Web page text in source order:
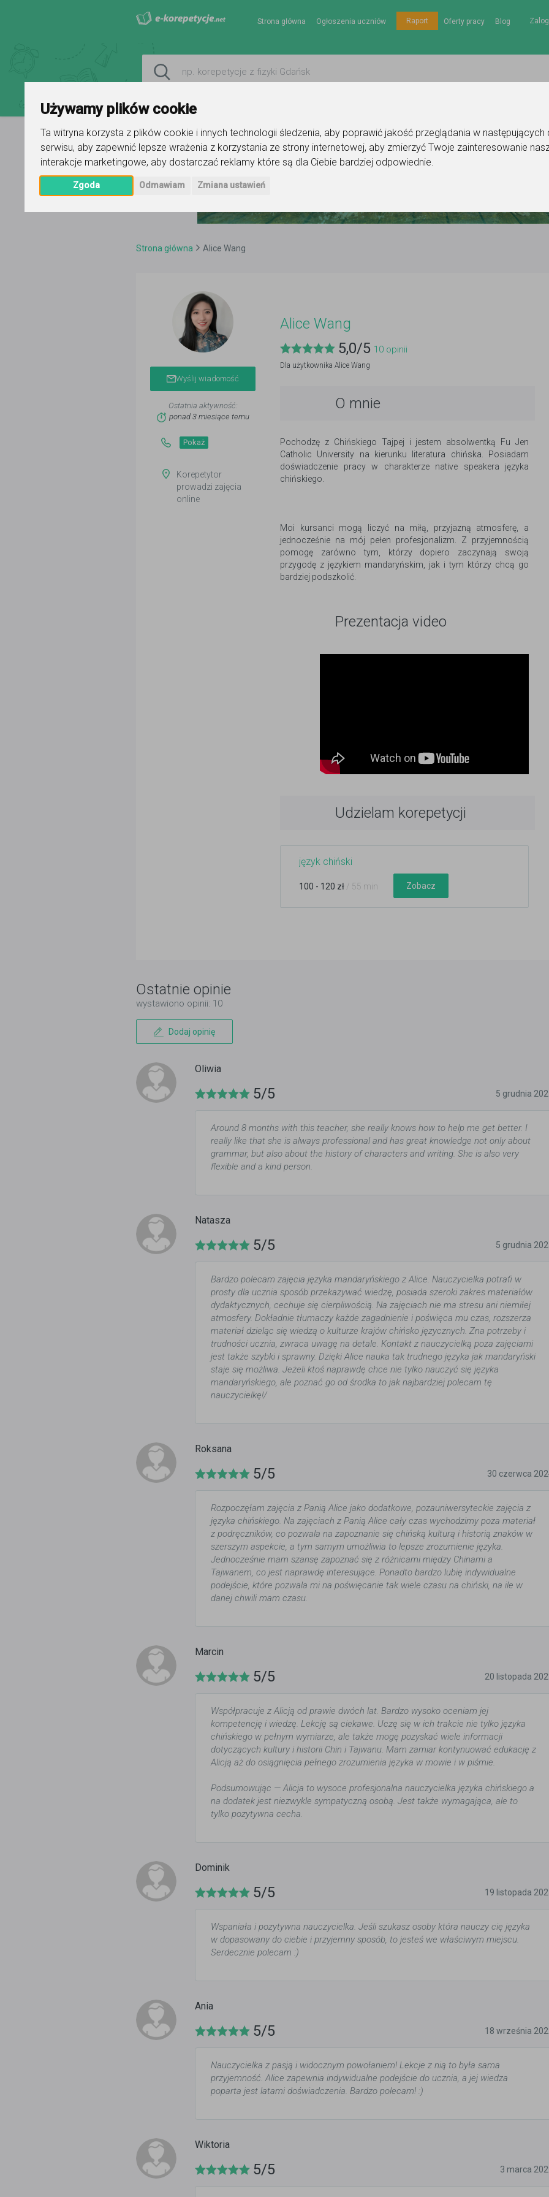
Używamy plików cookie
Ta witryna korzysta z plików cookie i innych technologii śledzenia, aby poprawić jakość przeglądania w
serwisu, aby zapewnić lepsze wrażenia z korzystania ze strony internetowej, aby zmierzyć Twoje zainteresowanie
interakcje marketingowe, aby dostarczać reklamy które są dla Ciebie bardziej odpowiednie.
Zgoda Odmawiam Zmiana ustawień
Strona główna Ogłoszenia uczniów Raport Oferty pracy Blog
Strona główna Alice Wang
Wyślij wiadomość
Ostatnia aktywność:
ponad 3 miesiące temu
Pokaż
Korepetytor
prowadzi zajęcia
online
Alice Wang
5,0/5 10 opinii
Dla użytkownika Alice Wang
O mnie
Pochodzę z Chińskiego Tajpej i jestem absolwentką Fu Jen
Catholic University na kierunku literatura chińska. Posiadam
doświadczenie pracy w charakterze native speakera języka
chińskiego.
Moi kursanci mogą liczyć na miłą, przyjazną atmosferę, a
jednocześnie na mój pełen profesjonalizm. Z przyjemnością
pomogę zarówno tym, którzy dopiero zaczynają swoją
przygodę z językiem mandaryńskim, jak i tym którzy chcą go
bardziej podszkolić.
Prezentacja video
Udzielam korepetycji
język chiński
100 - 120 zł / 55 min Zobacz
Ostatnie opinie
wystawiono opinii: 10
Dodaj opinię
Oliwia
5/5 5 grudnia
Around 8 months with this teacher, she really knows how to help me get better. I
really like that she is always professional and has great knowledge not only about
grammar, but also about the history of characters and writing. She is also very
flexible and a kind person.
Natasza
5/5 5 grudnia
Bardzo polecam zajęcia języka mandaryńskiego z Alice. Nauczycielka potrafi w
prosty dla ucznia sposób przekazywać wiedzę, posiada szeroki zakres materiałów
dydaktycznych, cechuje się cierpliwością. Na zajęciach nie ma stresu ani niemiłej
atmosfery. Dokładnie tłumaczy każde zagadnienie i poświęca mu czas, rozszerza
materiał dzieląc się wiedzą o kulturze krajów chińsko języcznych. Zna potrzeby i
trudności ucznia, zwraca uwagę na detale. Kontakt z nauczycielką poza zajęciami
jest także szybki i sprawny. Dzięki Alice nauka tak trudnego języka jak mandaryński
staje się możliwa. Jeżeli ktoś naprawdę chce nie tylko nauczyć się języka
mandaryńskiego, ale poznać go od środka to jak najbardziej polecam tę
nauczycielkę!/
Roksana
5/5 30 czerwca
Rozpoczęłam zajęcia z Panią Alice jako dodatkowe, pozauniwersyteckie zajęcia z
języka chińskiego. Na zajęciach z Panią Alice cały czas wychodzimy poza materiał
z podręczników, co pozwala na zapoznanie się chińską kulturą i historią znaków w
szerszym aspekcie, a tym samym umożliwia to lepsze zrozumienie języka.
Jednocześnie mam szansę zapoznać się z różnicami między Chinami a
Tajwanem, co jest naprawdę interesujące. Ponadto bardzo lubię indywidualne
podejście, które pozwala mi na poświęcanie tak wiele czasu na chiński, na ile w
danej chwili mam czasu.
Marcin
5/5 20 listopada
Współpracuje z Alicją od prawie dwóch lat. Bardzo wysoko oceniam jej
kompetencję i wiedzę. Lekcję są ciekawe. Uczę się w ich trakcie nie tylko języka
chińskiego w pełnym wymiarze, ale także mogę pozyskać wiele informacji
dotyczących kultury i historii Chin i Tajwanu. Mam zamiar kontynuować edukację z
Alicją aż do osiągnięcia pełnego zrozumienia języka w mowie i w piśmie.
Podsumowując — Alicja to wysoce profesjonalna nauczycielka języka chińskiego a
na dodatek jest niezwykle sympatyczną osobą. Jest także wymagająca, ale to
tylko pozytywna cecha.
Dominik
5/5 19 listopada
Wspaniała i pozytywna nauczycielka. Jeśli szukasz osoby która nauczy cię języka
w dopasowany do ciebie i przyjemny sposób, to jesteś we właściwym miejscu.
Serdecznie polecam :)
Ania
5/5 18 września
Nauczycielka z pasją i widocznym powołaniem! Lekcje z nią to była sama
przyjemność. Alice zapewnia indywidualne podejście do ucznia, a jej wiedza
poparta jest latami doświadczenia. Bardzo polecam! :)
Wiktoria
5/5 3 marca